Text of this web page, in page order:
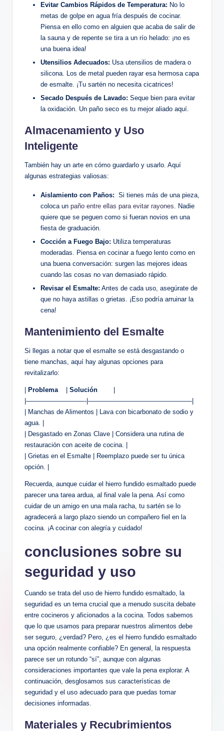
Evitar Cambios Rápidos de Temperatura: No lo
metas de ‌golpe en agua fría después de cocinar.
Piensa ​en ello ‍como en alguien ‍que acaba de salir ​de
la sauna ⁢y de repente‌ se tira a un río⁤ helado: ¡no es
una buena idea!
Utensilios Adecuados: Usa utensilios de madera o
silicona. Los de metal pueden rayar esa hermosa capa
de‌ esmalte. ¡Tu sartén ⁣no ⁢necesita ⁤cicatrices!
Secado Después de Lavado: Seque bien para evitar⁢
la oxidación. ‍Un ⁤paño seco⁣ es tu mejor aliado aquí.
Almacenamiento ⁣y Uso
Inteligente
También⁣ hay un arte ⁢en cómo guardarlo y usarlo. Aquí
algunas estrategias⁢ valiosas:
Aislamiento con Paños: ⁢ Si tienes más de una pieza,
coloca un paño entre ellas para evitar rayones . Nadie
quiere que se ​peguen como si fueran‍ novios en ⁣una
fiesta de ‍graduación.
Cocción a Fuego Bajo: Utiliza temperaturas
moderadas. Piensa en cocinar a fuego lento como en
una buena conversación: surgen las mejores ideas
cuando las cosas‍ no van ⁤demasiado rápido.
Revisar el Esmalte: Antes de cada uso, asegúrate de
que no haya astillas​ o grietas. ¡Eso podría arruinar ‌la
cena!
Mantenimiento del Esmalte
Si llegas a ⁣notar que el esmalte se está desgastando o
tiene manchas, aquí hay ‍algunas opciones para⁢
revitalizarlo:
Problema‌ ​ ⁣ | Solución
|—————————-|————————————————|
| Manchas de Alimentos | Lava con ⁣bicarbonato ⁢de sodio y
agua. |
| Desgastado ‌en ⁤Zonas Clave | ⁢Considera una rutina de
restauración con⁢ aceite de ​cocina. |
| Grietas⁤ en el⁤ Esmalte‌ | Reemplazo puede ​ser tu única
opción. |
Recuerda, aunque ‌cuidar ⁢el hierro fundido esmaltado puede‍
parecer una tarea ardua, ⁢al final vale la pena. Así⁤ como
cuidar de un amigo en una mala ‍racha,‌ tu sartén se lo
agradecerá a⁢ largo plazo siendo un compañero fiel en⁤ la
cocina. ¡A cocinar⁣ con alegría y cuidado!
conclusiones sobre su‍
seguridad ‍y uso
Cuando ⁣se trata​ del uso de hierro fundido esmaltado, la
seguridad es un tema crucial que ⁤a menudo suscita debate
⁤entre cocineros y aficionados a ⁣la cocina.⁢ Todos sabemos
que lo que usamos para preparar nuestros alimentos‌ debe
ser seguro, ¿verdad? ⁣Pero, ¿es ⁢el⁤ hierro⁣ fundido esmaltado
una ‍opción realmente confiable? En general, la respuesta
parece ser‌ un rotundo “sí”, aunque con ‍algunas
consideraciones importantes que vale la ‍pena ‍explorar. A ​
continuación, desglosamos sus características de
seguridad y el uso adecuado para⁢ que⁣ puedas tomar
decisiones informadas.
Materiales ‍y ‍Recubrimientos